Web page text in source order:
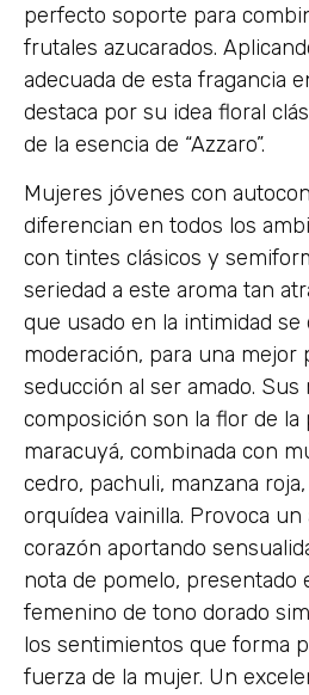
perfecto soporte para
frutales azucarados.
adecuada de esta fragancia
destaca por su idea floral
de la esencia de “Azzaro”.
Mujeres jóvenes con
diferencian en todos los
con tintes clásicos y
seriedad a este aroma tan
que usado en la intimidad se
moderación, para una mejor
seducción al ser amado.
composición son la flor de la
maracuyá, combinada con
cedro, pachuli, manzana
orquídea vainilla. Provoca
corazón aportando
nota de pomelo, presentado
femenino de tono dorado
los sentimientos que forma
fuerza de la mujer. Un